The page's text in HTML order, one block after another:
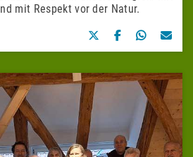
mit Respekt vor der Natur.